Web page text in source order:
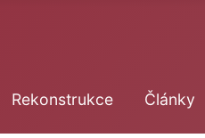
Rekonstrukce Články